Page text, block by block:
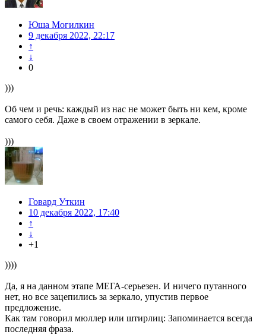
Юша Могилкин
9 декабря 2022, 22:17
↑
↓
0
)))
Об чем и речь: каждый из нас не может быть ни кем, кроме
самого себя. Даже в своем отражении в зеркале.
)))
Говард Уткин
10 декабря 2022, 17:40
↑
↓
+1
))))
Да, я на данном этапе МЕГА-серьезен. И ничего путанного
нет, но все зацепились за зеркало, упустив первое
предложение.
Как там говорил мюллер или штирлиц: Запоминается всегда
последняя фраза.